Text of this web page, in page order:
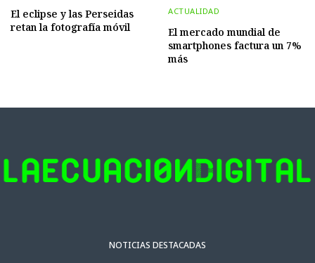
El eclipse y las Perseidas
retan la fotografía móvil
ACTUALIDAD
El mercado mundial de
smartphones factura un 7%
más
NOTICIAS DESTACADAS